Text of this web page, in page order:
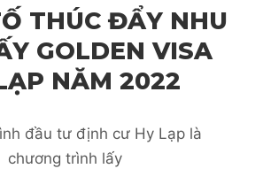
THÚC ĐẨY NHU
GOLDEN VISA
NĂM 2022
đầu tư định cư Hy Lạp là
chương trình lấy